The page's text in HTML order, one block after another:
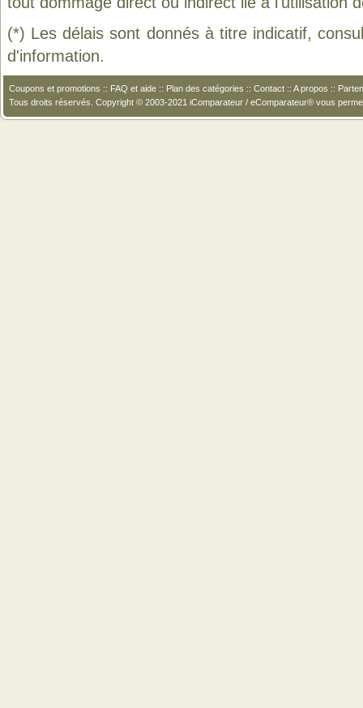
(*) Les délais sont donnés à titre indicatif,
d'information.
Coupons et promotions :: FAQ et aide :: Plan des catégories :: Contact :: A propos ::
Tous droits réservés. Copyright © 2003-2021 iComparateur / eComparateur® vous